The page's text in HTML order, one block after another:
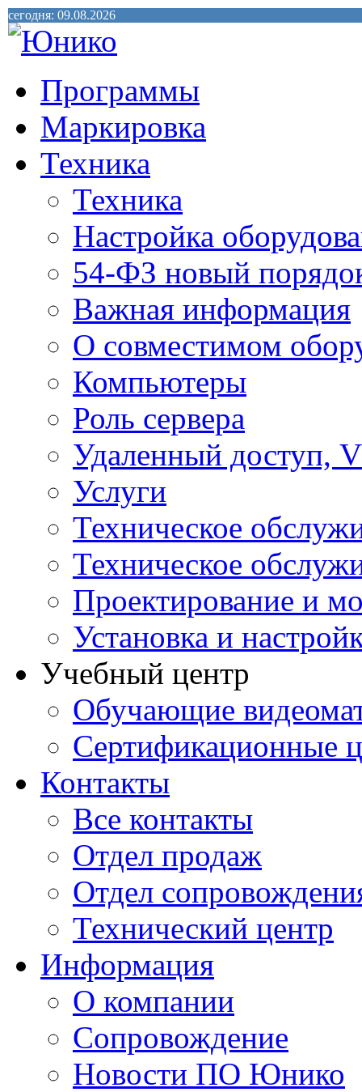
сегодня: 09.08.2026
Программы
Маркировка
Техника
Техника
Настройка
54-ФЗ новый
Важная информация
О совместимом
Компьютеры
Роль сервера
Удаленный доступ,
Услуги
Техническое
Техническое
Проектирование и
Установка и
Учебный центр
Обучающие
Сертификационные
Контакты
Все контакты
Отдел продаж
Отдел
Технический центр
Информация
О компании
Сопровождение
Новости ПО Юнико